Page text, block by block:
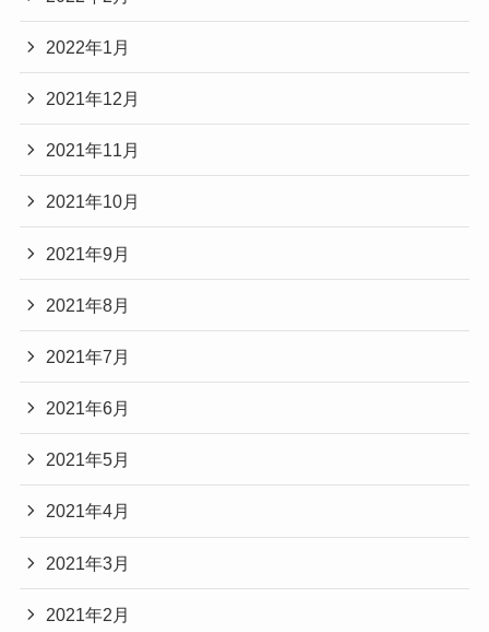
2022年1月
2021年12月
2021年11月
2021年10月
2021年9月
2021年8月
2021年7月
2021年6月
2021年5月
2021年4月
2021年3月
2021年2月